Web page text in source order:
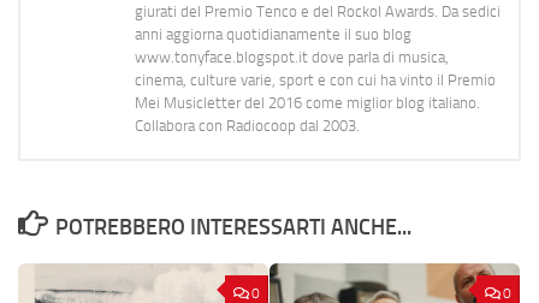
giurati del Premio Tenco e del Rockol Awards. Da sedici
anni aggiorna quotidianamente il suo blog
www.tonyface.blogspot.it dove parla di musica,
cinema, culture varie, sport e con cui ha vinto il Premio
Mei Musicletter del 2016 come miglior blog italiano.
Collabora con Radiocoop dal 2003.
POTREBBERO INTERESSARTI ANCHE...
0 0